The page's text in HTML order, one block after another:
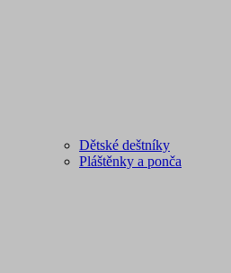
Dětské deštníky
Pláštěnky a ponča